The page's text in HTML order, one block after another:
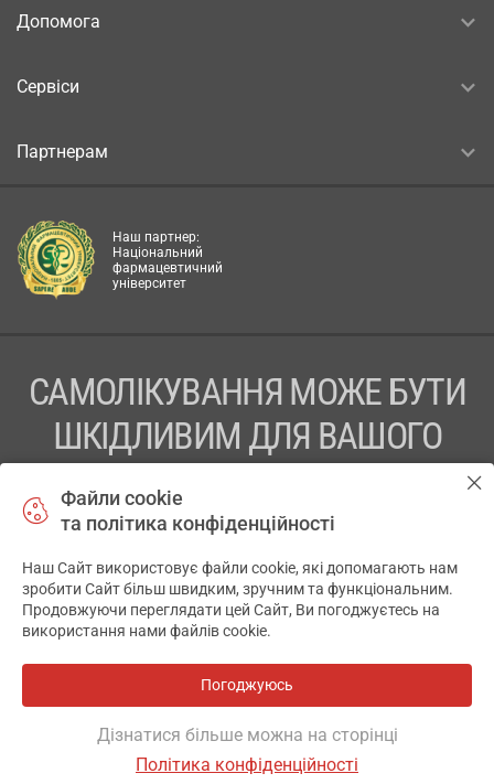
Допомога
Сервіси
Партнерам
Наш партнер:
Національний
фармацевтичний
університет
САМОЛІКУВАННЯ МОЖЕ БУТИ
ШКІДЛИВИМ ДЛЯ ВАШОГО
ПЕРЕД ЗАСТОСУВАННЯМ ПРЕПАРАТУ ПРОКОНСУЛЬТУЙТЕСЬ
ТОВ «АПТЕКА 911.ЮА» Код ЄДРПОУ 43631965.
Відмова від відповідальності
© 2014-2026. Медична інформаційна система АПТЕКА911.ЮА
Файли cookie
та політика конфіденційності
Наш Сайт використовує файли cookie, які допомагають нам
зробити Сайт більш швидким, зручним та функціональним.
Продовжуючи переглядати цей Сайт, Ви погоджуєтесь на
використання нами файлів cookie.
Погоджуюсь
Дізнатися більше можна на сторінці
Політика конфіденційності
✕